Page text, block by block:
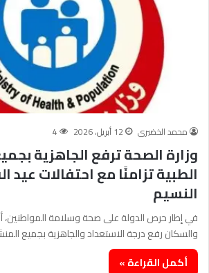
محمد الخضيرى 12 أبريل، 2026 4
وزارة الصحة ترفع الجاهزية
الطبية تزامنًا مع احتفالات عيد
النسيم
في إطار حرص الدولة على صحة وسلامة المواطنين،
والسكان رفع درجة الاستعداد والجاهزية بجميع
أكمل القراءة »